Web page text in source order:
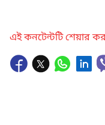
এই কনটেন্টটি শেয়ার